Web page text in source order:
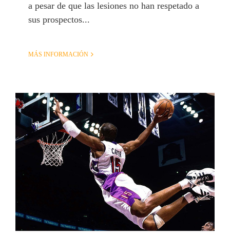
a pesar de que las lesiones no han respetado a
sus prospectos...
MÁS INFORMACIÓN